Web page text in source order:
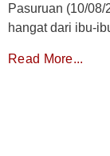
Pasuruan (10/
hangat dari ibu-
Read More...